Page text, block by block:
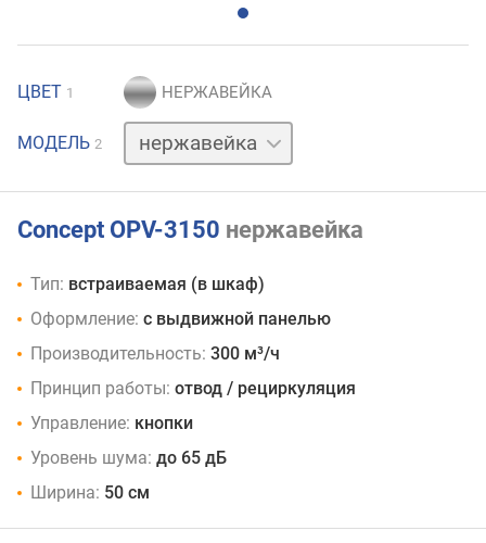
ЦВЕТ 1
МОДЕЛЬ 2
черный
Concept OPV-3150 нержавейка
Тип: встраиваемая (в шкаф)
Оформление: с выдвижной панелью
Производительность: 300 м³/ч
Принцип работы: отвод / рециркуляция
Управление: кнопки
Уровень шума: до 65 дБ
Ширина: 50 см